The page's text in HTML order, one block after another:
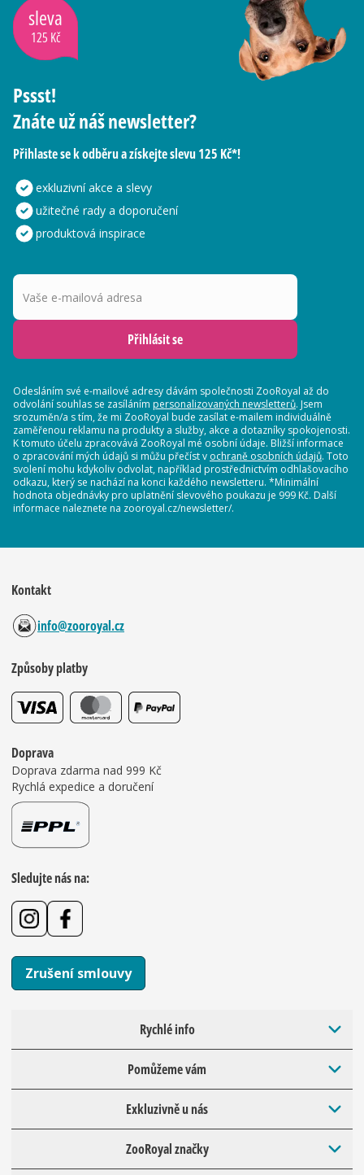
sleva
125 Kč
Pssst!
Znáte už náš newsletter?
Přihlaste se k odběru a získejte slevu 125 Kč*!
exkluzivní akce a slevy
užitečné rady a doporučení
produktová inspirace
Vaše e-mailová adresa
Přihlásit se
Odesláním své e-mailové adresy dávám společnosti ZooRoyal až do
odvolání souhlas se zasíláním personalizovaných newsletterů. Jsem
srozuměn/a s tím, že mi ZooRoyal bude zasílat e-mailem individuálně
zaměřenou reklamu na produkty a služby, akce a dotazníky spokojenosti.
K tomuto účelu zpracovává ZooRoyal mé osobní údaje. Bližší informace
o zpracování mých údajů si můžu přečíst v ochraně osobních údajů. Toto
svolení mohu kdykoliv odvolat, například prostřednictvím odhlašovacího
odkazu, který se nachází na konci každého newsletteru. *Minimální
hodnota objednávky pro uplatnění slevového poukazu je 999 Kč. Další
informace naleznete na zooroyal.cz/newsletter/.
Kontakt
info@zooroyal.cz
Způsoby platby
Doprava
Doprava zdarma nad 999 Kč
Rychlá expedice a doručení
Sledujte nás na:
Zrušení smlouvy
Rychlé info
Pomůžeme vám
Exkluzivně u nás
ZooRoyal značky